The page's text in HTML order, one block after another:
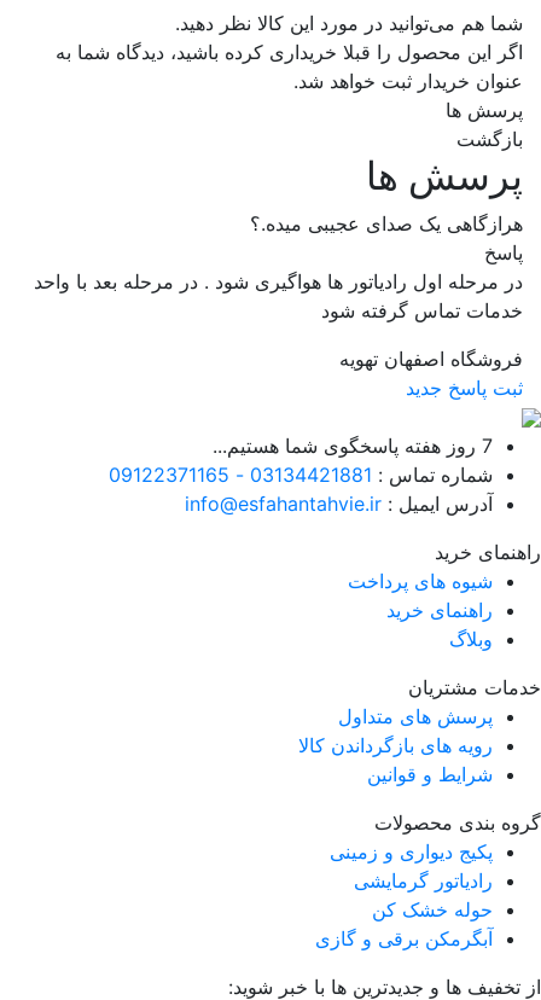
شما هم می‌توانید در مورد این کالا نظر دهید.
اگر این محصول را قبلا خریداری کرده باشید، دیدگاه شما به
عنوان خریدار ثبت خواهد شد.
پرسش ها
بازگشت
پرسش ها
هرازگاهی یک صدای عجیبی میده.؟
پاسخ
در مرحله اول رادیاتور ها هواگیری شود . در مرحله بعد با واحد
خدمات تماس گرفته شود
فروشگاه اصفهان تهویه
ثبت پاسخ جدید
7 روز هفته پاسخگوی شما هستیم...
شماره تماس : 03134421881 - 09122371165
آدرس ایمیل : info@esfahantahvie.ir
راهنمای خرید
شیوه های پرداخت
راهنمای خرید
وبلاگ
خدمات مشتریان
پرسش های متداول
رویه های بازگرداندن کالا
شرایط و قوانین
گروه بندی محصولات
پکیج دیواری و زمینی
رادیاتور گرمایشی
حوله خشک کن
آبگرمکن برقی و گازی
از تخفیف ها و جدیدترین ها با خبر شوید: